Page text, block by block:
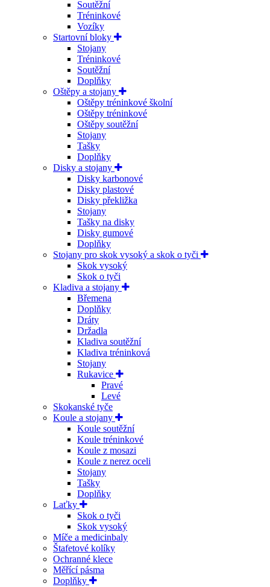
Soutěžní
Tréninkové
Vozíky
Startovní bloky
Stojany
Tréninkové
Soutěžní
Doplňky
Oštěpy a stojany
Oštěpy tréninkové školní
Oštěpy tréninkové
Oštěpy soutěžní
Stojany
Tašky
Doplňky
Disky a stojany
Disky karbonové
Disky plastové
Disky překližka
Stojany
Tašky na disky
Disky gumové
Doplňky
Stojany pro skok vysoký a skok o tyči
Skok vysoký
Skok o tyči
Kladiva a stojany
Břemena
Doplňky
Dráty
Držadla
Kladiva soutěžní
Kladiva tréninková
Stojany
Rukavice
Pravé
Levé
Skokanské tyče
Koule a stojany
Koule soutěžní
Koule tréninkové
Koule z mosazi
Koule z nerez oceli
Stojany
Tašky
Doplňky
Laťky
Skok o tyči
Skok vysoký
Míče a medicinbaly
Štafetové kolíky
Ochranné klece
Měřící pásma
Doplňky